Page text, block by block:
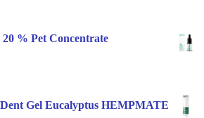
% Pet Concentrate
Gel Eucalyptus HEMPMATE